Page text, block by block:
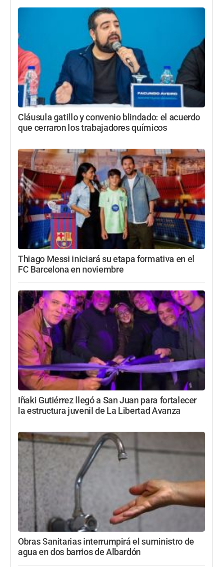
Cláusula gatillo y convenio blindado: el acuerdo
que cerraron los trabajadores químicos
Thiago Messi iniciará su etapa formativa en el
FC Barcelona en noviembre
Iñaki Gutiérrez llegó a San Juan para fortalecer
la estructura juvenil de La Libertad Avanza
Obras Sanitarias interrumpirá el suministro de
agua en dos barrios de Albardón